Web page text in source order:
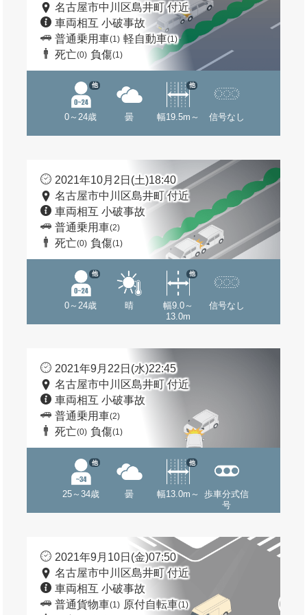
名古屋市中川区島井町 付近
車両相互 小破事故
普通乗用車(1) 軽自動車(1)
死亡(0) 負傷(1)
0～24歳
他
曇 幅19.5m～
他
信号なし
2021年10月2日(土)18:40
名古屋市中川区島井町 付近
車両相互 小破事故
普通乗用車(2)
死亡(0) 負傷(1)
0～24歳
他
晴
幅9.0～
13.0m
他
信号なし
2021年9月22日(水)22:45
名古屋市中川区島井町 付近
車両相互 小破事故
普通乗用車(2)
死亡(0) 負傷(1)
25～34歳
他
曇 幅13.0m～
他
歩車分式信
号
2021年9月10日(金)07:50
名古屋市中川区島井町 付近
車両相互 小破事故
普通貨物車(1) 原付自転車(1)